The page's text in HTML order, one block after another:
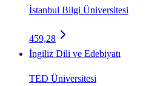
İstanbul Bilgi Üniversitesi
459,28
İngiliz Dili ve Edebiyatı
TED Üniversitesi